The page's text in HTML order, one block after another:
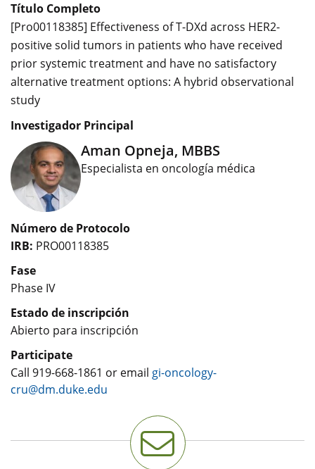
Título Completo
[Pro00118385] Effectiveness of T-DXd across HER2-
positive solid tumors in patients who have received
prior systemic treatment and have no satisfactory
alternative treatment options: A hybrid observational
study
Investigador Principal
Aman Opneja, MBBS
Especialista en oncología médica
Número de Protocolo
IRB: PRO00118385
Fase
Phase IV
Estado de inscripción
Abierto para inscripción
Participate
Call 919-668-1861 or email gi-oncology-
cru@dm.duke.edu